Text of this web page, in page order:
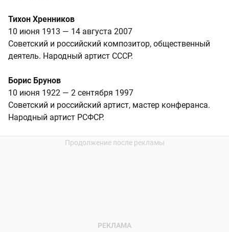
Тихон Хренников
10 июня 1913 — 14 августа 2007
Советский и российский композитор, общественный
деятель. Народный артист СССР.
Борис Брунов
10 июня 1922 — 2 сентября 1997
Советский и российский артист, мастер конферанса.
Народный артист РСФСР.